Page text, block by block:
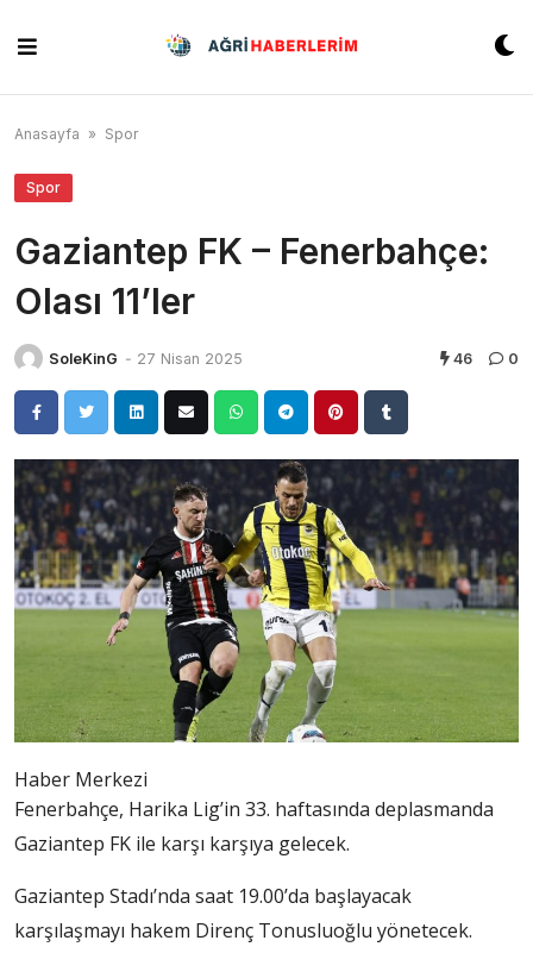
content
Anasayfa » Spor
Spor
Gaziantep FK – Fenerbahçe:
Olası 11’ler
SoleKinG - 27 Nisan 2025 46 0
Haber Merkezi
Fenerbahçe, Harika Lig’in 33. haftasında deplasmanda
Gaziantep FK ile karşı karşıya gelecek.
Gaziantep Stadı’nda saat 19.00’da başlayacak
karşılaşmayı hakem Direnç Tonusluoğlu yönetecek.